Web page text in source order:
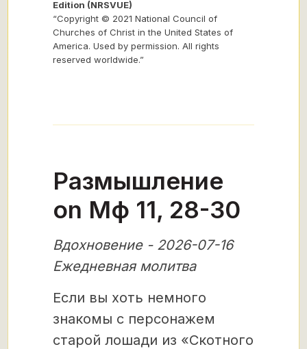
Edition (NRSVUE)
“Copyright © 2021 National Council of
Churches of Christ in the United States of
America. Used by permission. All rights
reserved worldwide.”
Размышление
on Мф 11, 28-30
Вдохновение - 2026-07-16
Ежедневная молитва
Если вы хоть немного
знакомы с персонажем
старой лошади из «Скотного